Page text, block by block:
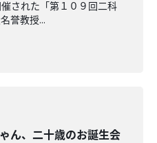
された「第１０９回二科
誉教授...
ん、二十歳のお誕生会